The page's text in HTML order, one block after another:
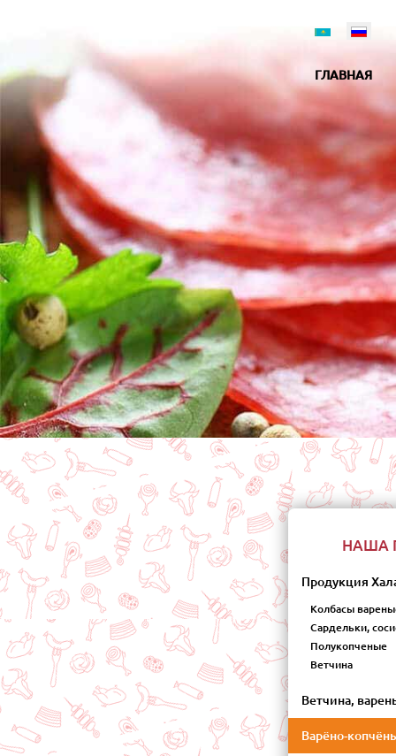
ГЛАВНАЯ
НАША
Продукция
Колбасы
Сардельки,
Полукопченые
Ветчина
Ветчина,
Варёно-